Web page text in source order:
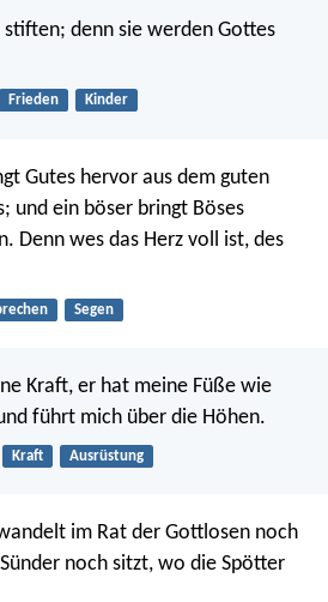
stiften; denn sie werden Gottes
Frieden Kinder
Gutes hervor aus dem guten
und ein böser bringt Böses
Denn wes das Herz voll ist, des
Segen
Kraft, er hat meine Füße wie
führt mich über die Höhen.
Kraft Ausrüstung
im Rat der Gottlosen noch
noch sitzt, wo die Spötter